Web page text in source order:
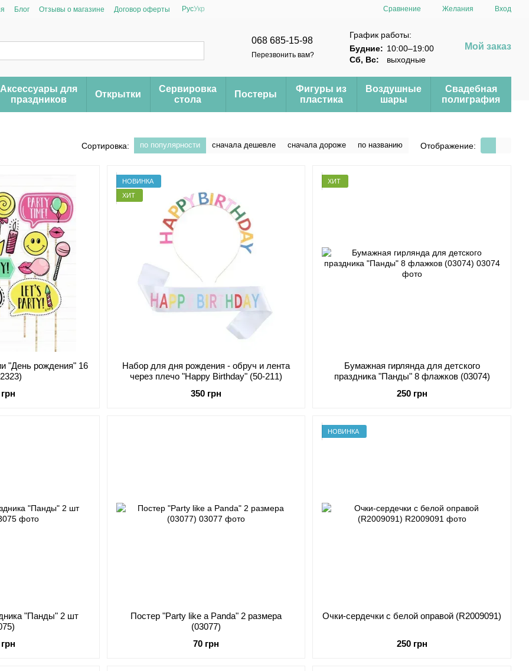
Блог Отзывы о магазине Договор оферты РусУкр Сравнение Желания Вход
068 685-15-98
Перезвонить вам?
График работы:
Будние: 10:00–19:00
Сб, Вс:
выходные
Мой заказ
Аксессуары для
праздников
Открытки
Сервировка
стола
Постеры
Фигуры из
пластика
Воздушные
шары
Свадебная
полиграфия
Сортировка: по популярности сначала дешевле сначала дороже по названию Отображение:
"День рождения" 16
НОВИНКА
ХИТ
Набор для дня рождения - обруч и лента
через плечо "Happy Birthday" (50-211)
350 грн
ХИТ
Бумажная гирлянда для детского
праздника "Панды" 8 флажков (03074)
250 грн
"Панды" 2 шт
Постер "Party like a Panda" 2 размера
(03077)
70 грн
НОВИНКА
Очки-сердечки с белой оправой (R2009091)
250 грн